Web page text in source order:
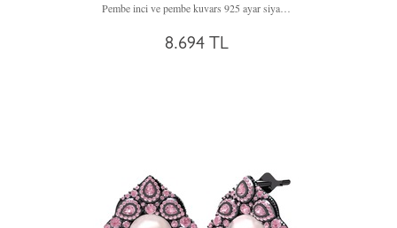
Pembe inci ve pembe kuvars 925 ayar siyah rodyum kaplama gümüş küpe
8.694 TL